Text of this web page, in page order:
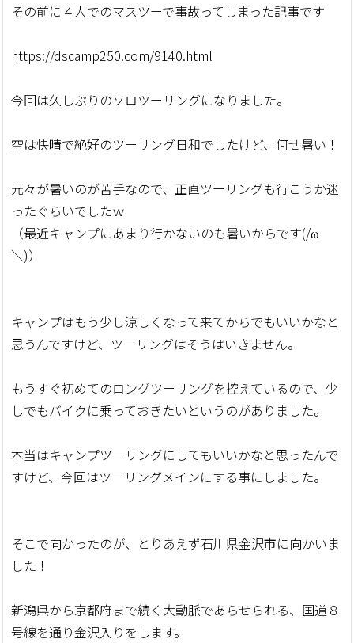
その前に４人でのマスツーで事故ってしまった記事です
https://dscamp250.com/9140.html
今回は久しぶりのソロツーリングになりました。
空は快晴で絶好のツーリング日和でしたけど、何せ暑い！
元々が暑いのが苦手なので、正直ツーリングも行こうか迷
ったぐらいでしたｗ
（最近キャンプにあまり行かないのも暑いからです(/ω
＼)）
キャンプはもう少し涼しくなって来てからでもいいかなと
思うんですけど、ツーリングはそうはいきません。
もうすぐ初めてのロングツーリングを控えているので、少
しでもバイクに乗っておきたいというのがありました。
本当はキャンプツーリングにしてもいいかなと思ったんで
すけど、今回はツーリングメインにする事にしました。
そこで向かったのが、とりあえず石川県金沢市に向かいま
した！
新潟県から京都府まで続く大動脈であらせられる、国道８
号線を通り金沢入りをします。